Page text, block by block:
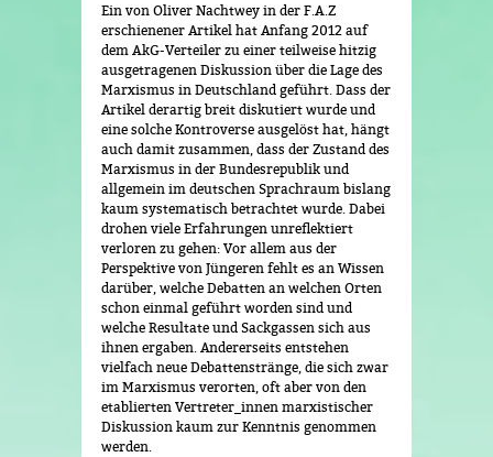
Ein von Oliver Nachtwey in der F.A.Z
erschienener Artikel hat Anfang 2012 auf
dem AkG-Verteiler zu einer teilweise hitzig
ausgetragenen Diskussion über die Lage des
Marxismus in Deutschland geführt. Dass der
Artikel derartig breit diskutiert wurde und
eine solche Kontroverse ausgelöst hat, hängt
auch damit zusammen, dass der Zustand des
Marxismus in der Bundesrepublik und
allgemein im deutschen Sprachraum bislang
kaum systematisch betrachtet wurde. Dabei
drohen viele Erfahrungen unreflektiert
verloren zu gehen: Vor allem aus der
Perspektive von Jüngeren fehlt es an Wissen
darüber, welche Debatten an welchen Orten
schon einmal geführt worden sind und
welche Resultate und Sackgassen sich aus
ihnen ergaben. Andererseits entstehen
vielfach neue Debattenstränge, die sich zwar
im Marxismus verorten, oft aber von den
etablierten Vertreter_innen marxistischer
Diskussion kaum zur Kenntnis genommen
werden.